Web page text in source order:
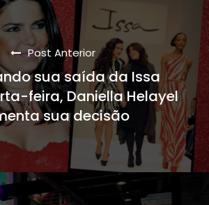
Post Anterior
sua saída da Issa
feira, Daniella Helayel
sua decisão